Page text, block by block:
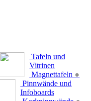
Tafeln und
Vitrinen
Magnettafeln ●
Pinnwände und
Infoboards